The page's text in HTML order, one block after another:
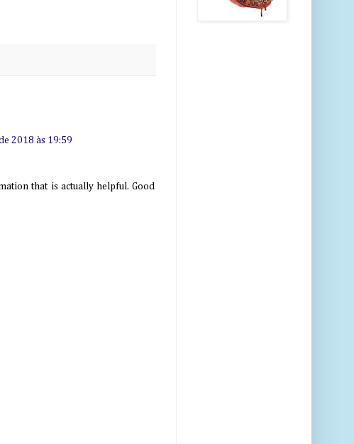
2018 às 19:59
that is actually helpful. Good